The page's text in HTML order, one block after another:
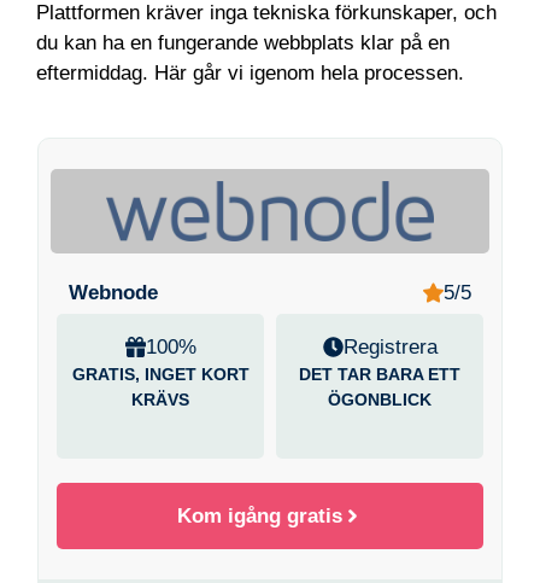
Plattformen kräver inga tekniska förkunskaper, och
du kan ha en fungerande webbplats klar på en
eftermiddag. Här går vi igenom hela processen.
Webnode 5/5
100%
GRATIS, INGET KORT
KRÄVS
Registrera
DET TAR BARA ETT
ÖGONBLICK
Kom igång gratis